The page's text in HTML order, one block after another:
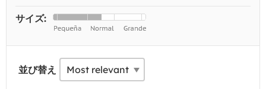
サイズ:
並び替え